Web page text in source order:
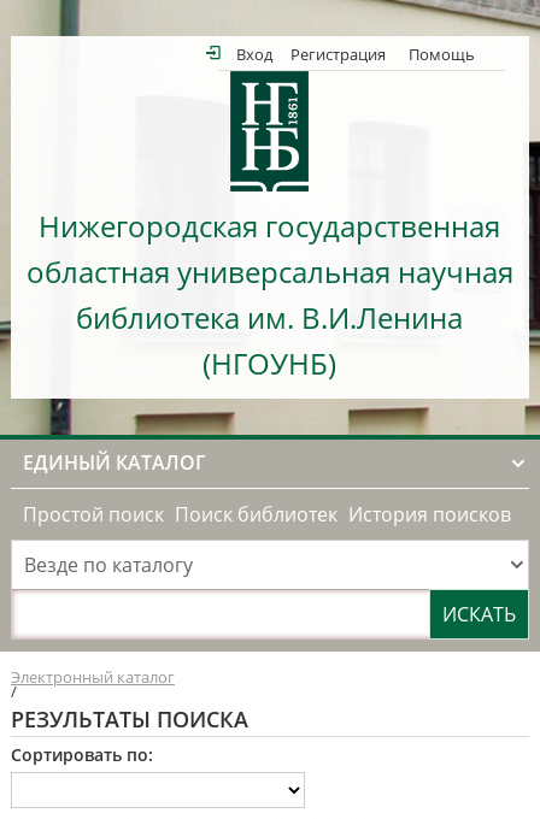
Вход Регистрация Помощь
Нижегородская государственная
областная универсальная научная
библиотека им. В.И.Ленина
(НГОУНБ)
ЕДИНЫЙ КАТАЛОГ
Простой поиск Поиск библиотек История поисков
Везде по каталогу
Электронный каталог
/
РЕЗУЛЬТАТЫ ПОИСКА
Сортировать по: